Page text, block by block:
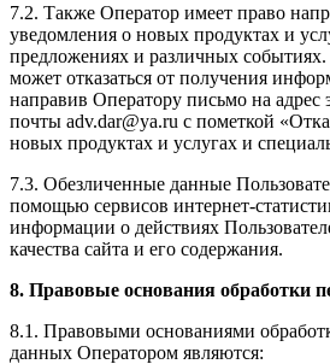
7.2. Также Оператор имеет право
уведомления о новых продуктах и
предложениях и различных событиях.
может отказаться от получения
направив Оператору письмо на адрес
почты adv.dar@ya.ru с пометкой
новых продуктах и услугах и
7.3. Обезличенные данные
помощью сервисов интернет-
информации о действиях
качества сайта и его содержания.
8. Правовые основания обработки
8.1. Правовыми основаниями
данных Оператором являются: